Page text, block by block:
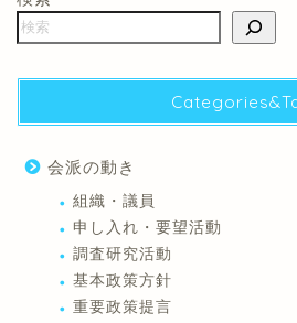
会派の動き
組織・議員
申し入れ・要望活動
調査研究活動
基本政策方針
重要政策提言